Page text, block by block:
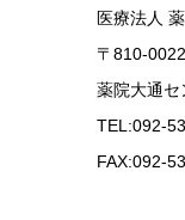
医療法人
〒810-
薬院大通
TEL:092-
FAX:092-